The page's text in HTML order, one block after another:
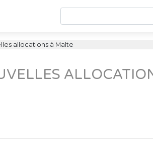
allocations à Malte